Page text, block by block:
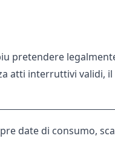
pretendere
atti interruttivi validi,
date di consumo,